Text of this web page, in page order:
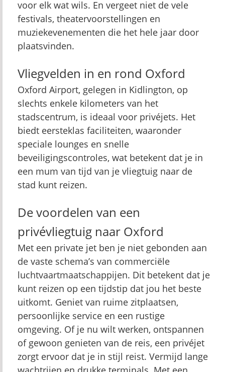
voor elk wat wils. En vergeet niet de vele
festivals, theatervoorstellingen en
muziekevenementen die het hele jaar door
plaatsvinden.
Vliegvelden in en rond Oxford
Oxford Airport, gelegen in Kidlington, op
slechts enkele kilometers van het
stadscentrum, is ideaal voor privéjets. Het
biedt eersteklas faciliteiten, waaronder
speciale lounges en snelle
beveiligingscontroles, wat betekent dat je in
een mum van tijd van je vliegtuig naar de
stad kunt reizen.
De voordelen van een
privévliegtuig naar Oxford
Met een private jet ben je niet gebonden aan
de vaste schema’s van commerciële
luchtvaartmaatschappijen. Dit betekent dat je
kunt reizen op een tijdstip dat jou het beste
uitkomt. Geniet van ruime zitplaatsen,
persoonlijke service en een rustige
omgeving. Of je nu wilt werken, ontspannen
of gewoon genieten van de reis, een privéjet
zorgt ervoor dat je in stijl reist. Vermijd lange